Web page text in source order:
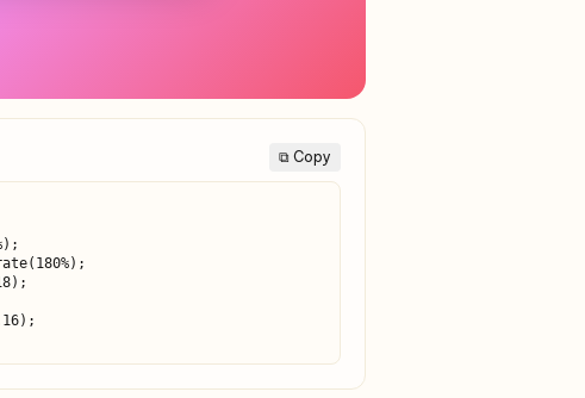
⧉ Copy